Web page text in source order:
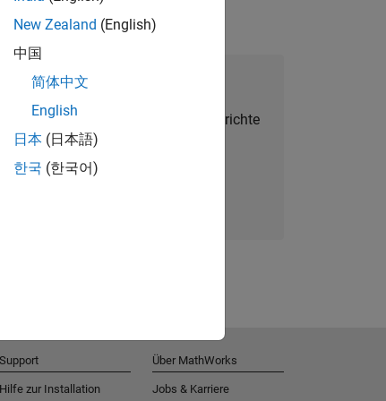
Network beitreten
personalisierte Stellenangebote, Berichte
und Unternehmensneuigkeiten.
New Zealand (English)
中国
简体中文
English
日本 (日本語)
한국 (한국어)
Support
Hilfe zur Installation
Über MathWorks
Jobs & Karriere